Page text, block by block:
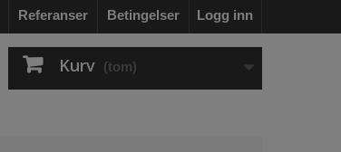
Logg inn
Betingelser
Referanser
Kurv (tom)